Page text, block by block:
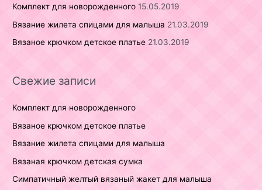
Комплект для новорожденного 15.05.2019
Вязание жилета спицами для малыша 21.03.2019
Вязаное крючком детское платье 21.03.2019
Свежие записи
Комплект для новорожденного
Вязаное крючком детское платье
Вязание жилета спицами для малыша
Вязаная крючком детская сумка
Симпатичный желтый вязаный жакет для малыша